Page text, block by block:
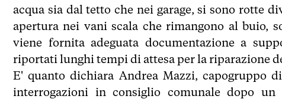
acqua sia dal tetto che nei garage, si sono rotte
apertura nei vani scala che rimangono al buio,
viene fornita adeguata documentazione a
riportati lunghi tempi di attesa per la riparazione
E' quanto dichiara Andrea Mazzi, capogruppo
interrogazioni in consiglio comunale dopo